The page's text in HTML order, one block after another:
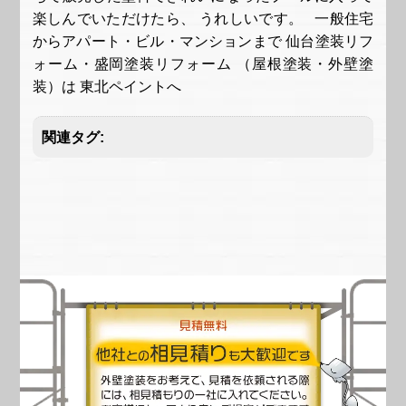
楽しんでいただけたら、 うれしいです。 一般住宅
からアパート・ビル・マンションまで 仙台塗装リフ
ォーム・盛岡塗装リフォーム （屋根塗装・外壁塗
装）は 東北ペイントへ
関連タグ: